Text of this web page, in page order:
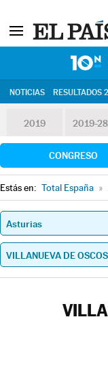
NOTICIAS RESULTADOS
2019 2019-
CONGRESO
Estás en: Total España »